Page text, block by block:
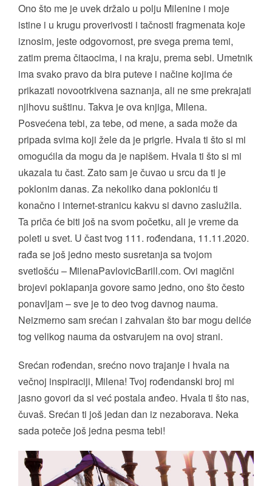
Ono što me je uvek držalo u polju Milenine i moje
istine i u krugu proverivosti i tačnosti fragmenata koje
iznosim, jeste odgovornost, pre svega prema temi,
zatim prema čitaocima, i na kraju, prema sebi. Umetnik
ima svako pravo da bira puteve i načine kojima će
prikazati novootrkivena saznanja, ali ne sme prekrajati
njihovu suštinu. Takva je ova knjiga, Milena.
Posvećena tebi, za tebe, od mene, a sada može da
pripada svima koji žele da je prigrle. Hvala ti što si mi
omogućila da mogu da je napišem. Hvala ti što si mi
ukazala tu čast. Zato sam je čuvao u srcu da ti je
poklonim danas. Za nekoliko dana pokloniću ti
konačno i internet-stranicu kakvu si davno zaslužila.
Ta priča će biti još na svom početku, ali je vreme da
poleti u svet. U čast tvog 111. rođendana, 11.11.2020.
rađa se još jedno mesto susretanja sa tvojom
svetlošću – MilenaPavlovicBarill.com. Ovi magični
brojevi poklapanja govore samo jedno, ono što često
ponavljam – sve je to deo tvog davnog nauma.
Neizmerno sam srećan i zahvalan što bar mogu deliće
tog velikog nauma da ostvarujem na ovoj strani.
Srećan rođendan, srećno novo trajanje i hvala na
večnoj inspiraciji, Milena! Tvoj rođendanski broj mi
jasno govori da si već postala anđeo. Hvala ti što nas,
čuvaš. Srećan ti još jedan dan iz nezaborava. Neka
sada poteče još jedna pesma tebi!